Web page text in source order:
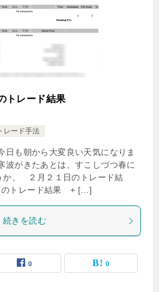
トレード結果
レード手法
日も朝から大変良い天気になりま
波がきたあとは、すこしづつ春に
か。 ２月２１日のトレード結
トレード結果 + […]
続きを読む
0 0